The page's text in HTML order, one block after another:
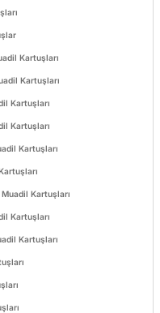
Kartuşları
Kartuşları
Kartuşları
Kartuşları
Kartuşları
Kartuşları
Kartuşları
Kartuşları